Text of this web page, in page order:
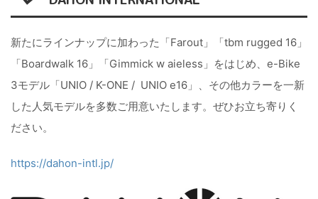
新たにラインナップに加わった「Farout」「tbm rugged 16」
「Boardwalk 16」「Gimmick w aieless」をはじめ、e-Bike
3モデル「UNIO / K-ONE / UNIO e16」、その他カラーを一新
した人気モデルを多数ご用意いたします。ぜひお立ち寄りく
ださい。
https://dahon-intl.jp/